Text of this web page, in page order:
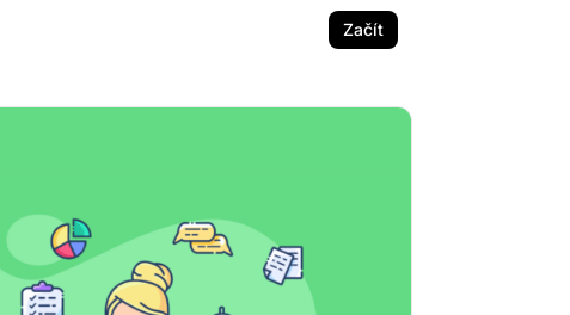
Začít